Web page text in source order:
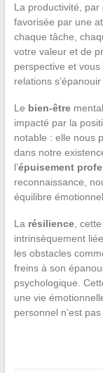
La productivité,
favorisée par une
chaque tâche,
votre valeur et de
perspective et
relations
Le bien-être
impacté par la
notable : elle nous
dans notre
l’épuisement
reconnaissance,
équilibre émotionnel.
La résilience,
intrinsèquement
les obstacles
freins à son
psychologique.
une vie
personnel n’est